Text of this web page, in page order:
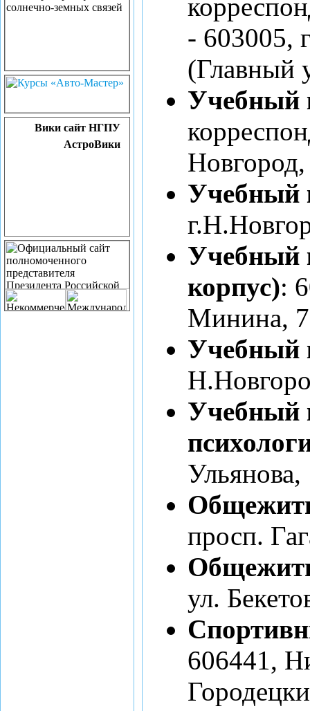
Вики сайт НГПУ
АстроВики
- 603005,
(Главный
Учебный
Учебный
Учебный
корпус):
Минина,
Учебный
Учебный
Ульянова,
просп.
ул.
606441,